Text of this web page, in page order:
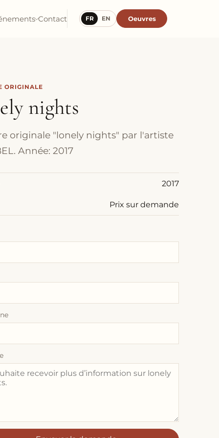
Contact FR EN Oeuvres
ORIGINALE
nights
originale "lonely nights" par l'artiste
Année: 2017
2017
Prix sur demande